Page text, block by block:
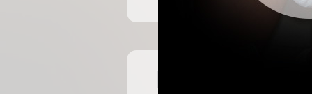
Pas encore